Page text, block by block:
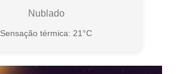
Nublado
Sensação térmica: 21°C